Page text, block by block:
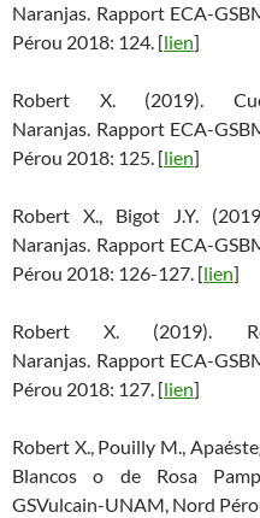
Naranjas. Rapport ECA-
Pérou 2018: 124. [lien]
Robert X. (2019).
Naranjas. Rapport ECA-
Pérou 2018: 125. [lien]
Robert X., Bigot J.Y.
Naranjas. Rapport ECA-
Pérou 2018: 126-127. [lien]
Robert X. (2019).
Naranjas. Rapport ECA-
Pérou 2018: 127. [lien]
Robert X., Pouilly M.,
Blancos o de Rosa
GSVulcain-UNAM, Nord